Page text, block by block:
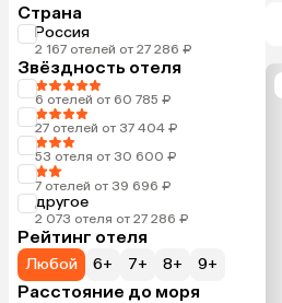
Страна
Россия
2 167 отелей от 27 286 ₽
Звёздность отеля
6 отелей от 60 785 ₽
27 отелей от 37 404 ₽
53 отеля от 30 600 ₽
7 отелей от 39 696 ₽
другое
2 073 отеля от 27 286 ₽
Рейтинг отеля
Любой 6+ 7+ 8+ 9+
Расстояние до моря